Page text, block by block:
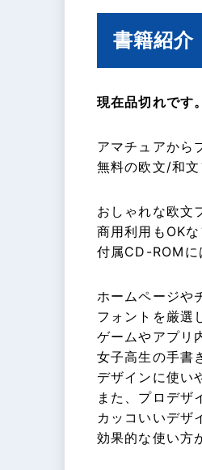
書籍紹介
現在品切れです。
アマチュアから
無料の欧文/和
おしゃれな欧文
商用利用もOK
付属CD-ROMに
ホームページや
フォントを厳選
ゲームやアプリ
女子高生の手書
デザインに使い
また、プロデザ
カッコいいデザ
効果的な使い方